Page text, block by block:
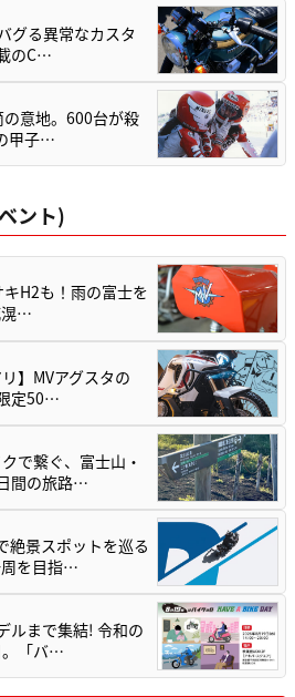
グる異常なカスタ
のC…
意地。600台が殺
甲子…
ント)
H2も！雨の富士を
滉…
】MVアグスタの
定50…
で繋ぐ、富士山・
間の旅路…
絶景スポットを巡る
周を目指…
ルまで集結! 令和の
。「バ…